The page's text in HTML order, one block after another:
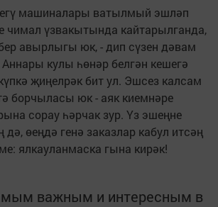
машиналары ватылмый эшләп
чимал үзвакытында кайтарылганда,
авырлыгы юк, - дип сүзен дәвам
Аннары кулы һөнәр белгән кешегә
җиңелрәк бит ул. Эшсез калсам
борчыласы юк - аяк киемнәре
сорау һәрчак зур. Үз эшеңне
өеңдә генә заказлар кабул итсәң
ялкауланмаска гына кирәк!
важным и интересным в